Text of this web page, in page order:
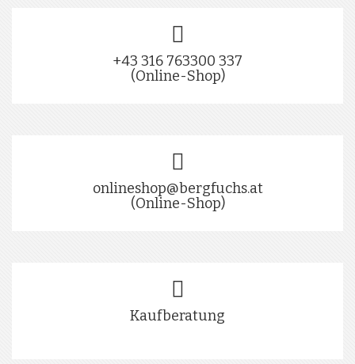
+43 316 763300 337
(Online-Shop)
onlineshop@bergfuchs.at
(Online-Shop)
Kaufberatung